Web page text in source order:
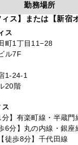
勤務場所
ィス】または【新宿
ス
町1丁目11−28
ル7F
1-24-1
20階
ス
分】有楽町線・半蔵
6分】丸の内線・銀座
【徒歩8分】千代田線